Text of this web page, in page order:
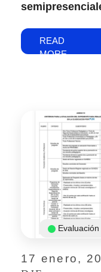
READ
MORE
17 enero,
Evaluación